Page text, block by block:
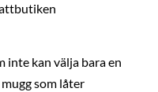
inte kan välja bara en
som låter